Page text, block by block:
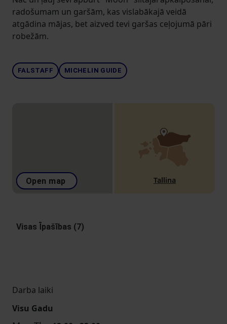
radošumam un garšām, kas vislabākajā veidā
atgādina mājas, bet aizved tevi garšas ceļojumā pāri
robežām.
FALSTAFF MICHELIN GUIDE
Open map Tallina
Visas Īpašības (7)
Darba laiki
Visu Gadu